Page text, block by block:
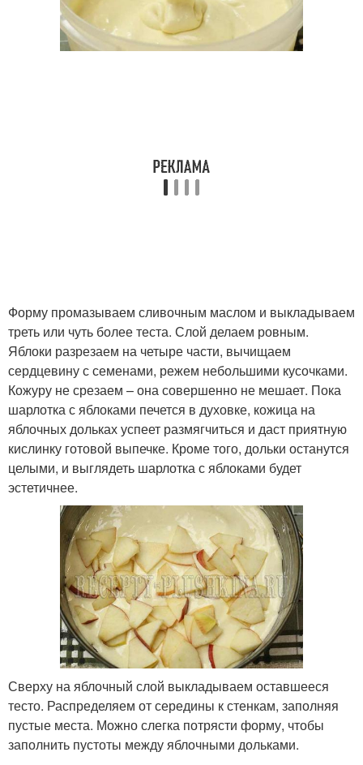
Форму промазываем сливочным маслом и выкладываем
треть или чуть более теста. Слой делаем ровным.
Яблоки разрезаем на четыре части, вычищаем
сердцевину с семенами, режем небольшими кусочками.
Кожуру не срезаем – она совершенно не мешает. Пока
шарлотка с яблоками печется в духовке, кожица на
яблочных дольках успеет размягчиться и даст приятную
кислинку готовой выпечке. Кроме того, дольки останутся
целыми, и выглядеть шарлотка с яблоками будет
эстетичнее.
Сверху на яблочный слой выкладываем оставшееся
тесто. Распределяем от середины к стенкам, заполняя
пустые места. Можно слегка потрясти форму, чтобы
заполнить пустоты между яблочными дольками.